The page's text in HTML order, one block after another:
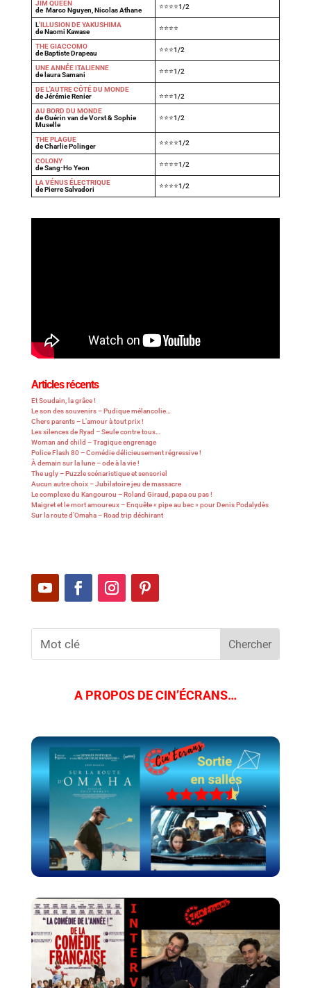
JIM QUEEN
de Marco Nguyen, Nicolas Athane
⭐⭐⭐⭐1/2
L'ILLUSION DE YAKUSHIMA
de Naomi Kawase
⭐⭐⭐⭐
THE GIACCOMO
de Baptiste Drapeau
⭐⭐⭐1/2
UNE ANNÉE ITALIENNE
de laura Samani
⭐⭐⭐1/2
DE L'AUTRE CÔTÉ DU MONDE
de Jérémie Renier
⭐⭐⭐1/2
AU BORD DU MONDE
de Guérin van de Vorst & Sophie
Muselle
⭐⭐⭐1/2
THE PLAGUE
de Charlie Polinger
⭐⭐⭐⭐1/2
COLONY
de Sang-Ho Yeon
⭐⭐⭐⭐1/2
LA VÉNUS ÉLECTRIQUE
de Pierre Salvadori
⭐⭐⭐⭐1/2
Articles récents
Et Soudain, la grâce !
Le son des souvenirs – Pudique mélancolie…
Chers parents – L’amour à tout prix !
Les silences de Ryad – Seule contre tous…
Woman and child – Tragique engrenage
Police Flash 80 – Comédie délicieusement régressive !
À demain sur la lune – ode à la vie !
The ugly – Puzzle scénaristique et sensoriel
Aucun autre choix – Jubilatoire jeu de massacre
Le complexe du Kangourou – Roland Giraud, papa ou pas !
Maigret et le mort amoureux – Enquête « pipe au bec » pour Denis Podalydès
Sur la route d’Omaha – Road trip déchirant
A PROPOS DE CIN’ÉCRANS…